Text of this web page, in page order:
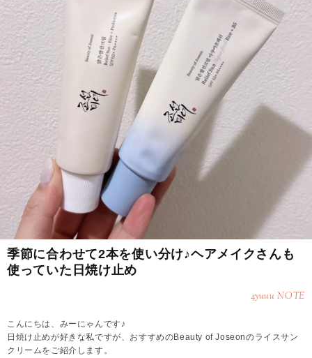
季節に合わせて2本を使い分け♪ヘアメイクさんも
使っていた日焼け止め
4yuuu NOTE
こんにちは、みーにゃんです♪
日焼け止めが好きな私ですが、おすすめのBeauty of Joseonのライスサン
クリームをご紹介します。